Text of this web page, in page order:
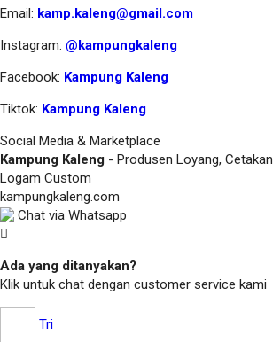
Email: kamp.kaleng@gmail.com
Instagram: @kampungkaleng
Facebook: Kampung Kaleng
Tiktok: Kampung Kaleng
Social Media & Marketplace
Kampung Kaleng - Produsen Loyang,
Logam Custom
kampungkaleng.com
Chat via Whatsapp
Ada yang ditanyakan?
Klik untuk chat dengan customer service kami
Tri